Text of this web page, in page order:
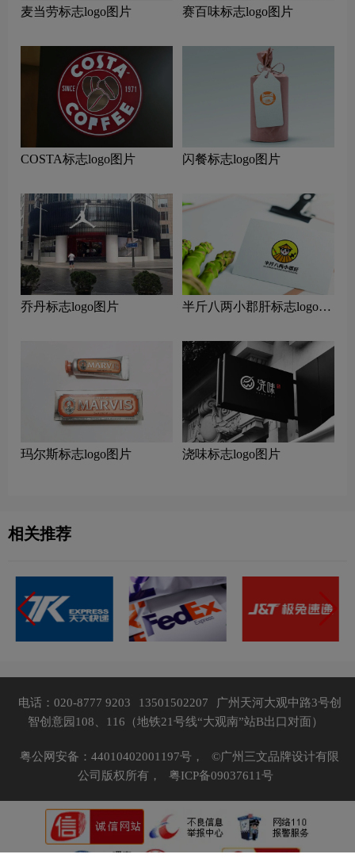
麦当劳标志logo图片 赛百味标志logo图片
COSTA标志logo图片 闪餐标志logo图片
乔丹标志logo图片
半斤八两小郡肝标志logo图
玛尔斯标志logo图片 浇味标志logo图片
相关推荐
电话：020-8777 9203 13501502207
广州天河大观中路3号创
智创意园108、116（地铁21号线“大观南”站B出口对面）
粤公网安备：44010402001197号，
©广州三文品牌设计有限
公司版权所有，
粤ICP备09037611号